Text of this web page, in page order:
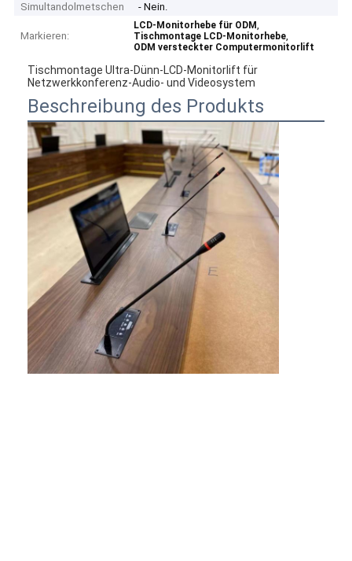
Simultandolmetschen
- Nein.
Markieren:
LCD-Monitorhebe für ODM,
Tischmontage LCD-Monitorhebe,
ODM versteckter Computermonitorlift
Tischmontage Ultra-Dünn-LCD-Monitorlift für
Netzwerkkonferenz-Audio- und Videosystem
Beschreibung des Produkts